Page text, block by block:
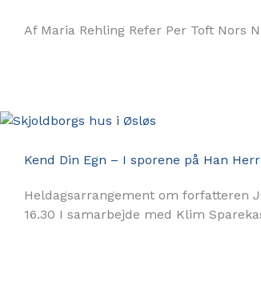
Af Maria Rehling Refer Per Toft Nors
Kend Din Egn – I sporene på Han
Heldagsarrangement om forfatteren
16.30 I samarbejde med Klim